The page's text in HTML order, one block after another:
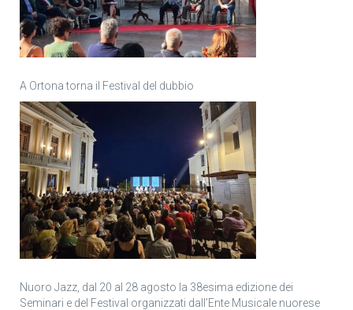
A Ortona torna il Festival del dubbio
Nuoro Jazz, dal 20 al 28 agosto la 38esima edizione dei
Seminari e del Festival organizzati dall’Ente Musicale nuorese